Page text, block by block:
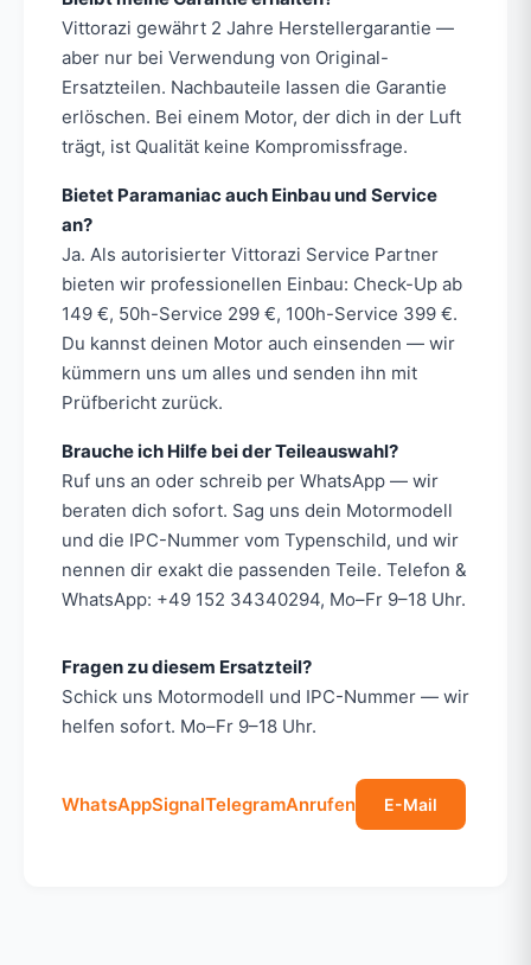
Vittorazi gewährt 2 Jahre Herstellergarantie —
aber nur bei Verwendung von Original-
Ersatzteilen. Nachbauteile lassen die Garantie
erlöschen. Bei einem Motor, der dich in der Luft
trägt, ist Qualität keine Kompromissfrage.
Bietet Paramaniac auch Einbau und Service
an?
Ja. Als autorisierter Vittorazi Service Partner
bieten wir professionellen Einbau: Check-Up ab
149 €, 50h-Service 299 €, 100h-Service 399 €.
Du kannst deinen Motor auch einsenden — wir
kümmern uns um alles und senden ihn mit
Prüfbericht zurück.
Brauche ich Hilfe bei der Teileauswahl?
Ruf uns an oder schreib per WhatsApp — wir
beraten dich sofort. Sag uns dein Motormodell
und die IPC-Nummer vom Typenschild, und wir
nennen dir exakt die passenden Teile. Telefon &
WhatsApp: +49 152 34340294, Mo–Fr 9–18 Uhr.
Fragen zu diesem Ersatzteil?
Schick uns Motormodell und IPC-Nummer — wir
helfen sofort. Mo–Fr 9–18 Uhr.
WhatsAppSignalTelegramAnrufen E-Mail